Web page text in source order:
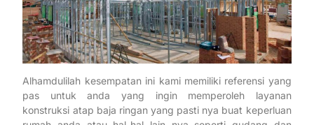
Alhamdulilah kesempatan ini kami memiliki referensi yang
pas untuk anda yang ingin memperoleh layanan
konstruksi atap baja ringan yang pasti nya buat keperluan